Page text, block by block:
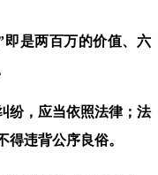
是两百万的价值、六
，应当依照法律；法
得违背公序良俗。